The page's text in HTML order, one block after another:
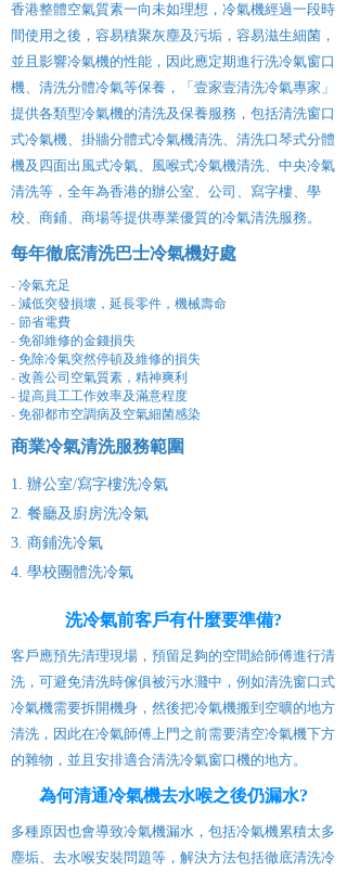
香港整體空氣質素一向未如理想，冷氣機經過一段時
間使用之後，容易積聚灰塵及污垢，容易滋生細菌，
並且影響冷氣機的性能，因此應定期進行洗冷氣窗口
機、清洗分體冷氣等保養，「壹家壹清洗冷氣專家」
提供各類型冷氣機的清洗及保養服務，包括清洗窗口
式冷氣機、掛牆分體式冷氣機清洗、清洗口琴式分體
機及四面出風式冷氣、風喉式冷氣機清洗、中央冷氣
清洗等，全年為香港的辦公室、公司、寫字樓、學
校、商鋪、商場等提供專業優質的冷氣清洗服務。
每年徹底清洗巴士冷氣機好處
- 冷氣充足
- 減低突發損壞，延長零件，機械壽命
- 節省電費
- 免卻維修的金錢損失
- 免除冷氣突然停頓及維修的損失
- 改善公司空氣質素，精神爽利
- 提高員工工作效率及滿意程度
- 免卻都市空調病及空氣細菌感染
商業冷氣清洗服務範圍
1. 辦公室/寫字樓洗冷氣
2. 餐廳及廚房洗冷氣
3. 商鋪洗冷氣
4. 學校團體洗冷氣
洗冷氣前客戶有什麼要準備?
客戶應預先清理現場，預留足夠的空間給師傅進行清
洗，可避免清洗時傢俱被污水濺中，例如清洗窗口式
冷氣機需要拆開機身，然後把冷氣機搬到空曠的地方
清洗，因此在冷氣師傅上門之前需要清空冷氣機下方
的雜物，並且安排適合清洗冷氣窗口機的地方。
為何清通冷氣機去水喉之後仍漏水?
多種原因也會導致冷氣機漏水，包括冷氣機累積太多
塵垢、去水喉安裝問題等，解決方法包括徹底清洗冷